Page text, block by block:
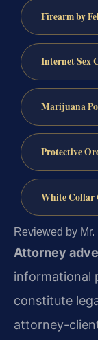
Firearm by
Internet Sex
Marijuana
Protective
White Collar
Reviewed by
Attorney
informational
constitute
attorney-